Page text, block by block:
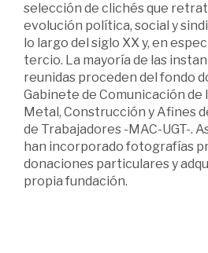
selección de clichés que
evolución política, social y
lo largo del siglo XX y, en
tercio. La mayoría de las
reunidas proceden del fondo
Gabinete de Comunicación de
Metal, Construcción y Afines
de Trabajadores -MAC-UGT-.
han incorporado fotografías
donaciones particulares y
propia fundación.